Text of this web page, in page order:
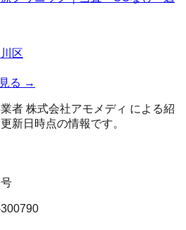
区
る →
者 株式会社アモメディ による紹
新日時点の情報です。